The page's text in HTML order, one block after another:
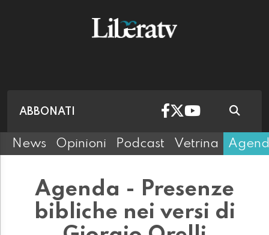
ABBONATI
News Opinioni Podcast Vetrina
Agenda - Presenze
bibliche nei versi di